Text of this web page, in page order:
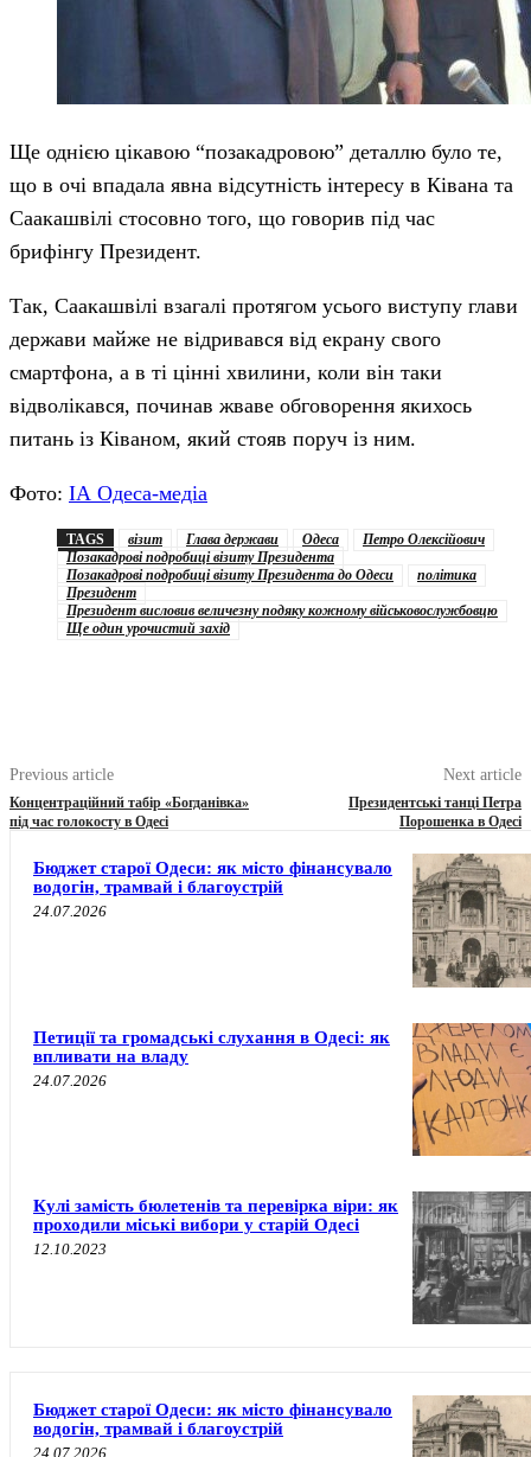
Ще однією цікавою “позакадровою” деталлю було те,
що в очі впадала явна відсутність інтересу в Ківана та
Саакашвілі стосовно того, що говорив під час
брифінгу Президент.
Так, Саакашвілі взагалі протягом усього виступу глави
держави майже не відривався від екрану свого
смартфона, а в ті цінні хвилини, коли він таки
відволікався, починав жваве обговорення якихось
питань із Ківаном, який стояв поруч із ним.
Фото: ІА Одеса-медіа
TAGS візит Глава держави Одеса
Петро Олексійович
Позакадрові подробиці візиту Президента
Позакадрові подробиці візиту Президента до Одеси
політика
Президент
Президент висловив величезну подяку кожному військовослужбовцю
Ще один урочистий захід
Previous article
Концентраційний табір «Богданівка»
під час голокосту в Одесі
Next article
Президентські танці Петра
Порошенка в Одесі
Бюджет старої Одеси: як місто фінансувало
водогін, трамвай і благоустрій
24.07.2026
Петиції та громадські слухання в Одесі: як
впливати на владу
24.07.2026
Кулі замість бюлетенів та перевірка віри: як
проходили міські вибори у старій Одесі
12.10.2023
Бюджет старої Одеси: як місто фінансувало
водогін, трамвай і благоустрій
24.07.2026